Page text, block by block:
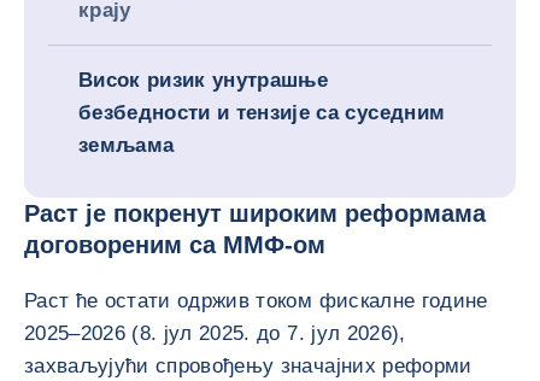
крају
Висок ризик унутрашње
безбедности и тензије са суседним
земљама
Раст је покренут широким реформама
договореним са ММФ-ом
Раст ће остати одржив током фискалне године
2025–2026 (8. јул 2025. до 7. јул 2026),
захваљујући спровођењу значајних реформи